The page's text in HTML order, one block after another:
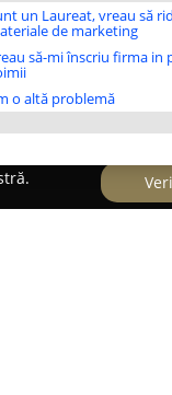
un Laureat, vreau să
de marketing
să-mi înscriu firma in
o altă problemă